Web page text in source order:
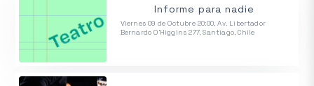
Informe para nadie
Viernes 09 de Octubre 20:00, Av. Libertador
Bernardo O'Higgins 277, Santiago, Chile